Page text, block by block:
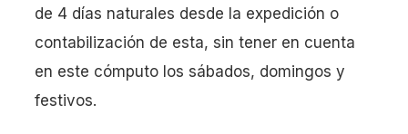
de 4 días naturales desde la expedición o
contabilización de esta, sin tener en cuenta
en este cómputo los sábados, domingos y
festivos.